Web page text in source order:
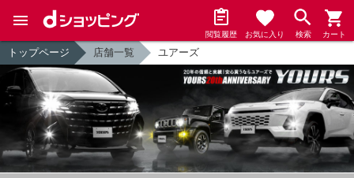
閲覧履歴 お気に入り 検索 カート
トップページ 店舗一覧 ユアーズ